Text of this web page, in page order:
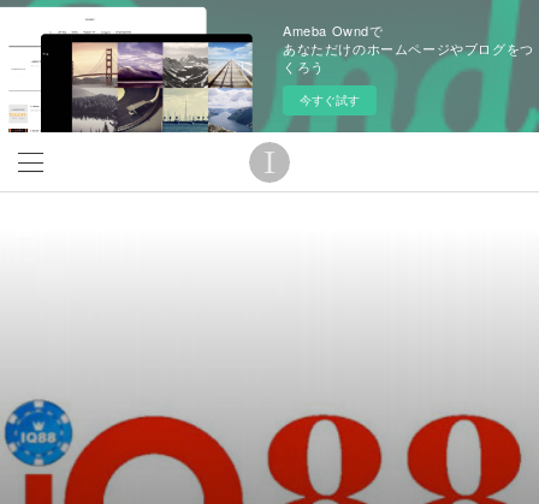
Ameba Owndで
あなただけのホームページやブログをつ
くろう
今すぐ試す